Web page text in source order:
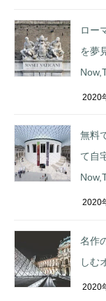
ロー
を夢
2020
無料
て自
2020
名作
しむ
2020